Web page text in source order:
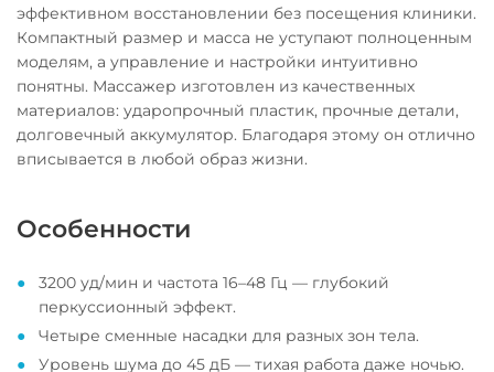
эффективном восстановлении без посещения клиники.
Компактный размер и масса не уступают полноценным
моделям, а управление и настройки интуитивно
понятны. Массажер изготовлен из качественных
материалов: ударопрочный пластик, прочные детали,
долговечный аккумулятор. Благодаря этому он отлично
вписывается в любой образ жизни.
Особенности
3200 уд/мин и частота 16–48 Гц — глубокий
перкуссионный эффект.
Четыре сменные насадки для разных зон тела.
Уровень шума до 45 дБ — тихая работа даже ночью.